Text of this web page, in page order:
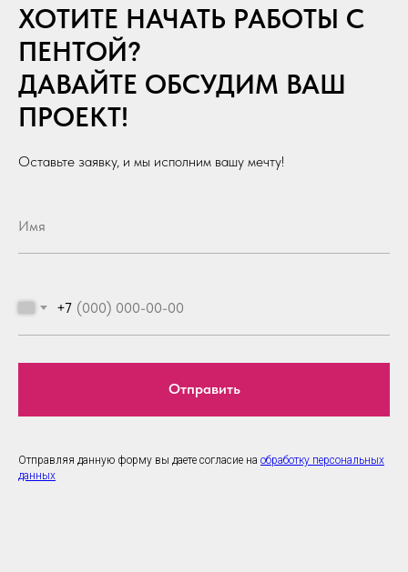
ХОТИТЕ НАЧАТЬ РАБОТЫ С
ПЕНТОЙ?
ДАВАЙТЕ ОБСУДИМ ВАШ
ПРОЕКТ!
Оставьте заявку, и мы исполним вашу мечту!
+7
Отправить
Отправляя данную форму вы даете согласие на обработку персональных
данных